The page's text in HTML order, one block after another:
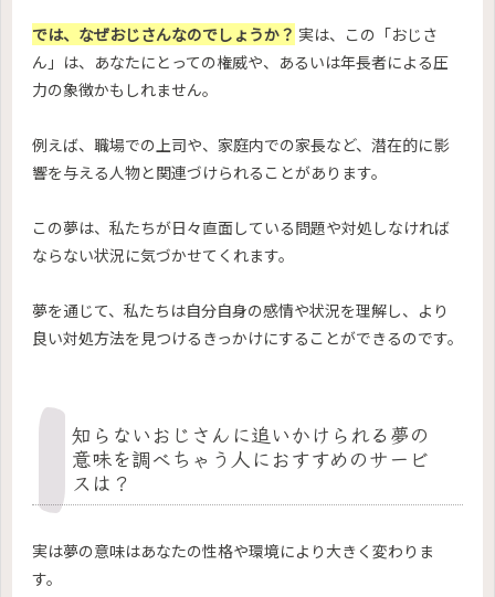
では、なぜおじさんなのでしょうか？ 実は、この「おじさ
ん」は、あなたにとっての権威や、あるいは年長者による圧
力の象徴かもしれません。
例えば、職場での上司や、家庭内での家長など、潜在的に影
響を与える人物と関連づけられることがあります。
この夢は、私たちが日々直面している問題や対処しなければ
ならない状況に気づかせてくれます。
夢を通じて、私たちは自分自身の感情や状況を理解し、より
良い対処方法を見つけるきっかけにすることができるのです。
知らないおじさんに追いかけられる夢の
意味を調べちゃう人におすすめのサービ
スは？
実は夢の意味はあなたの性格や環境により大きく変わりま
す。